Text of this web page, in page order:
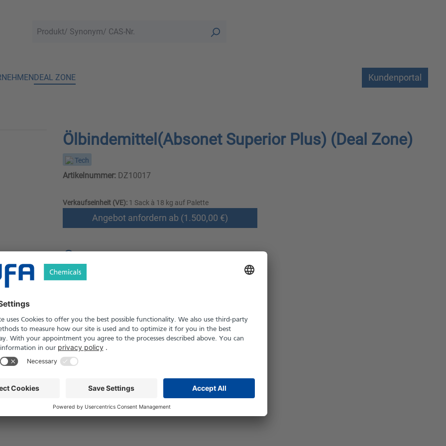
DEAL ZONE Kundenportal
Ölbindemittel(Absonet Superior Plus) (Deal Zone)
Tech
Artikelnummer:DZ10017
Verkaufseinheit (VE):1 Sack à 18 kg auf Palette
Angebot anfordern ab (1.500,00 €)
Produkt in Pfand- und Einweg-Gebinden erhältlich
Sicherheitshinweise